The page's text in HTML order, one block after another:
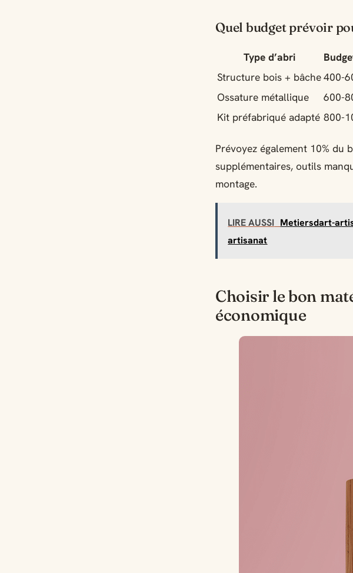
Quel budget prévoir
Type d’abri
Structure bois + bâche400-
Ossature métallique
600-
Kit préfabriqué adapté 800-
Prévoyez également 10% du
supplémentaires, outils
montage.
LIRE AUSSI Metiersdart-
artisanat
Choisir le bon
économique